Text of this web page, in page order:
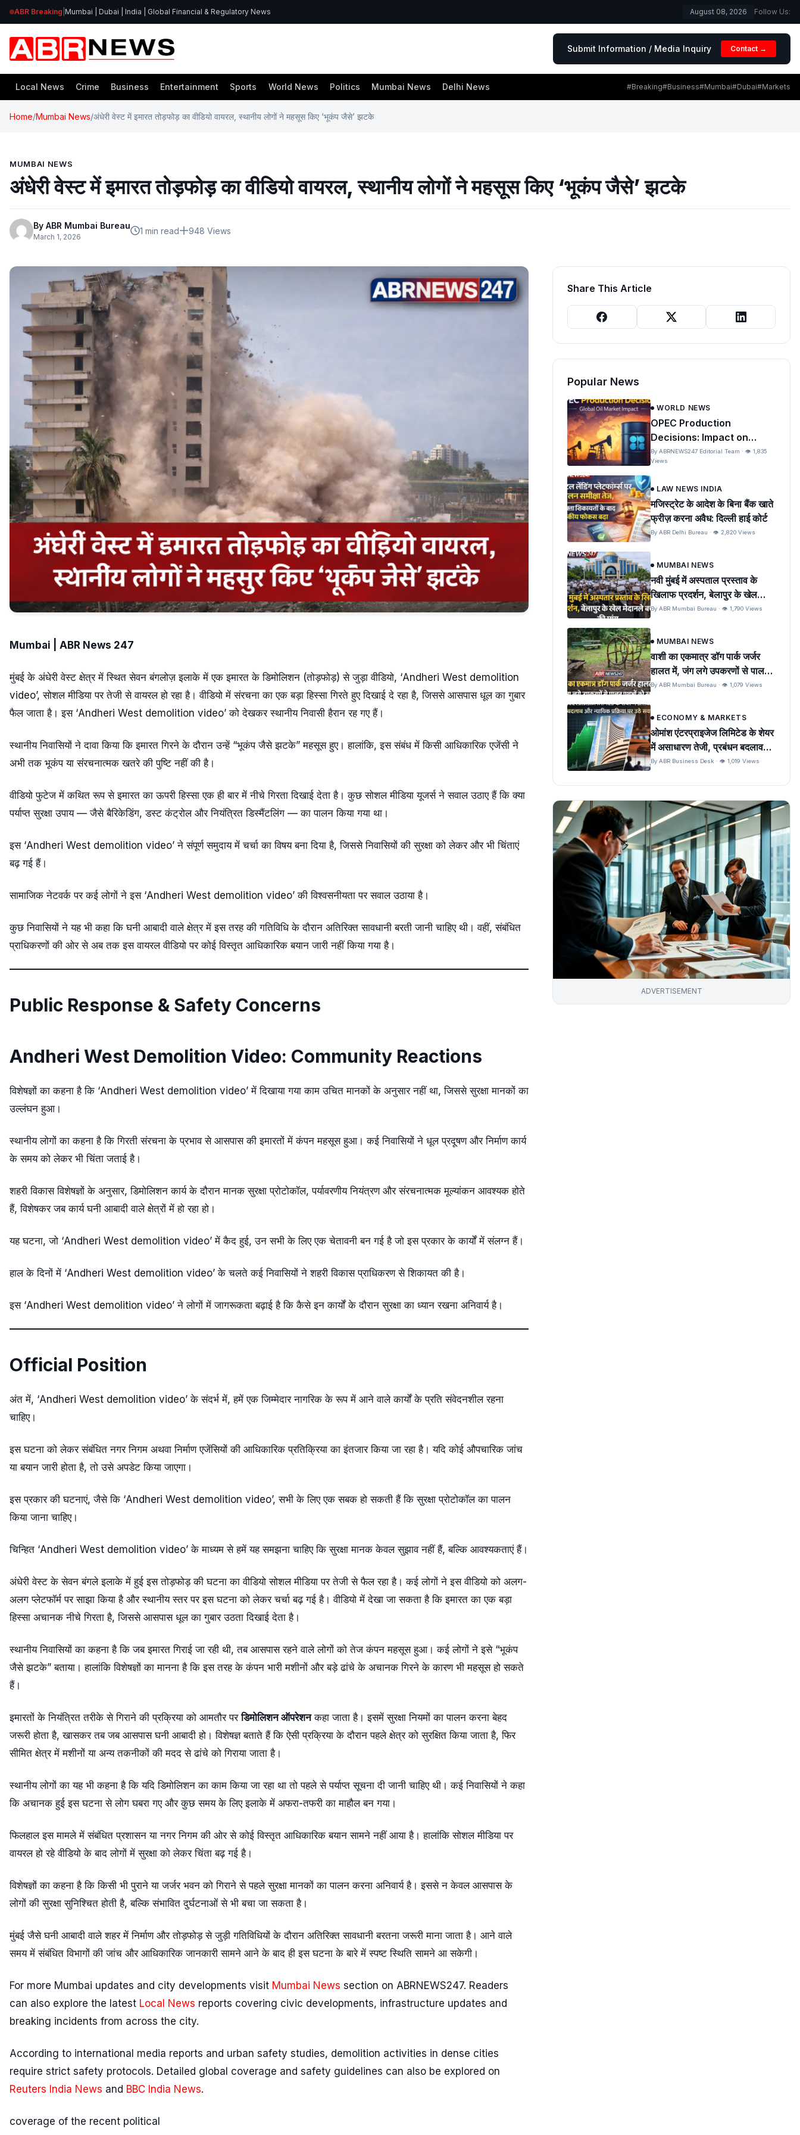
ABR Breaking Mumbai | Dubai | India | Global Financial & Regulatory News August 08, 2026 Follow Us:
Submit Information / Media Inquiry Contact →
Local News Crime Business Entertainment Sports World News Politics Mumbai News Delhi News #Breaking#Business#Mumbai#Dubai#Markets
Home/Mumbai News/अंधेरी वेस्ट में इमारत तोड़फोड़ का वीडियो वायरल, स्थानीय लोगों ने महसूस किए ‘भूकंप जैसे’ झटके
MUMBAI NEWS
अंधेरी वेस्ट में इमारत तोड़फोड़ का वीडियो वायरल, स्थानीय लोगों ने महसूस किए ‘भूकंप जैसे’ झटके
By ABR Mumbai Bureau
March 1, 2026
1 min read 948 Views
Mumbai | ABR News 247
मुंबई के अंधेरी वेस्ट क्षेत्र में स्थित सेवन बंगलोज़ इलाके में एक इमारत के डिमोलिशन (तोड़फोड़) से जुड़ा वीडियो, ‘Andheri West demolition
video’, सोशल मीडिया पर तेजी से वायरल हो रहा है। वीडियो में संरचना का एक बड़ा हिस्सा गिरते हुए दिखाई दे रहा है, जिससे आसपास धूल का गुबार
फैल जाता है। इस ‘Andheri West demolition video’ को देखकर स्थानीय निवासी हैरान रह गए हैं।
स्थानीय निवासियों ने दावा किया कि इमारत गिरने के दौरान उन्हें “भूकंप जैसे झटके” महसूस हुए। हालांकि, इस संबंध में किसी आधिकारिक एजेंसी ने
अभी तक भूकंप या संरचनात्मक खतरे की पुष्टि नहीं की है।
वीडियो फुटेज में कथित रूप से इमारत का ऊपरी हिस्सा एक ही बार में नीचे गिरता दिखाई देता है। कुछ सोशल मीडिया यूजर्स ने सवाल उठाए हैं कि क्या
पर्याप्त सुरक्षा उपाय — जैसे बैरिकेडिंग, डस्ट कंट्रोल और नियंत्रित डिस्मैंटलिंग — का पालन किया गया था।
इस ‘Andheri West demolition video’ ने संपूर्ण समुदाय में चर्चा का विषय बना दिया है, जिससे निवासियों की सुरक्षा को लेकर और भी चिंताएं
बढ़ गई हैं।
सामाजिक नेटवर्क पर कई लोगों ने इस ‘Andheri West demolition video’ की विश्वसनीयता पर सवाल उठाया है।
कुछ निवासियों ने यह भी कहा कि घनी आबादी वाले क्षेत्र में इस तरह की गतिविधि के दौरान अतिरिक्त सावधानी बरती जानी चाहिए थी। वहीं, संबंधित
प्राधिकरणों की ओर से अब तक इस वायरल वीडियो पर कोई विस्तृत आधिकारिक बयान जारी नहीं किया गया है।
Public Response & Safety Concerns
Andheri West Demolition Video: Community Reactions
विशेषज्ञों का कहना है कि ‘Andheri West demolition video’ में दिखाया गया काम उचित मानकों के अनुसार नहीं था, जिससे सुरक्षा मानकों का
उल्लंघन हुआ।
स्थानीय लोगों का कहना है कि गिरती संरचना के प्रभाव से आसपास की इमारतों में कंपन महसूस हुआ। कई निवासियों ने धूल प्रदूषण और निर्माण कार्य
के समय को लेकर भी चिंता जताई है।
शहरी विकास विशेषज्ञों के अनुसार, डिमोलिशन कार्य के दौरान मानक सुरक्षा प्रोटोकॉल, पर्यावरणीय नियंत्रण और संरचनात्मक मूल्यांकन आवश्यक होते
हैं, विशेषकर जब कार्य घनी आबादी वाले क्षेत्रों में हो रहा हो।
यह घटना, जो ‘Andheri West demolition video’ में कैद हुई, उन सभी के लिए एक चेतावनी बन गई है जो इस प्रकार के कार्यों में संलग्न हैं।
हाल के दिनों में ‘Andheri West demolition video’ के चलते कई निवासियों ने शहरी विकास प्राधिकरण से शिकायत की है।
इस ‘Andheri West demolition video’ ने लोगों में जागरूकता बढ़ाई है कि कैसे इन कार्यों के दौरान सुरक्षा का ध्यान रखना अनिवार्य है।
Official Position
अंत में, ‘Andheri West demolition video’ के संदर्भ में, हमें एक जिम्मेदार नागरिक के रूप में आने वाले कार्यों के प्रति संवेदनशील रहना
चाहिए।
इस घटना को लेकर संबंधित नगर निगम अथवा निर्माण एजेंसियों की आधिकारिक प्रतिक्रिया का इंतजार किया जा रहा है। यदि कोई औपचारिक जांच
या बयान जारी होता है, तो उसे अपडेट किया जाएगा।
इस प्रकार की घटनाएं, जैसे कि ‘Andheri West demolition video’, सभी के लिए एक सबक हो सकती हैं कि सुरक्षा प्रोटोकॉल का पालन
किया जाना चाहिए।
चिन्हित ‘Andheri West demolition video’ के माध्यम से हमें यह समझना चाहिए कि सुरक्षा मानक केवल सुझाव नहीं हैं, बल्कि आवश्यकताएं हैं।
अंधेरी वेस्ट के सेवन बंगले इलाके में हुई इस तोड़फोड़ की घटना का वीडियो सोशल मीडिया पर तेजी से फैल रहा है। कई लोगों ने इस वीडियो को अलग-
अलग प्लेटफॉर्म पर साझा किया है और स्थानीय स्तर पर इस घटना को लेकर चर्चा बढ़ गई है। वीडियो में देखा जा सकता है कि इमारत का एक बड़ा
हिस्सा अचानक नीचे गिरता है, जिससे आसपास धूल का गुबार उठता दिखाई देता है।
स्थानीय निवासियों का कहना है कि जब इमारत गिराई जा रही थी, तब आसपास रहने वाले लोगों को तेज कंपन महसूस हुआ। कई लोगों ने इसे “भूकंप
जैसे झटके” बताया। हालांकि विशेषज्ञों का मानना है कि इस तरह के कंपन भारी मशीनों और बड़े ढांचे के अचानक गिरने के कारण भी महसूस हो सकते
हैं।
इमारतों के नियंत्रित तरीके से गिराने की प्रक्रिया को आमतौर परडिमोलिशन ऑपरेशनकहा जाता है। इसमें सुरक्षा नियमों का पालन करना बेहद
जरूरी होता है, खासकर तब जब आसपास घनी आबादी हो। विशेषज्ञ बताते हैं कि ऐसी प्रक्रिया के दौरान पहले क्षेत्र को सुरक्षित किया जाता है, फिर
सीमित क्षेत्र में मशीनों या अन्य तकनीकों की मदद से ढांचे को गिराया जाता है।
स्थानीय लोगों का यह भी कहना है कि यदि डिमोलिशन का काम किया जा रहा था तो पहले से पर्याप्त सूचना दी जानी चाहिए थी। कई निवासियों ने कहा
कि अचानक हुई इस घटना से लोग घबरा गए और कुछ समय के लिए इलाके में अफरा-तफरी का माहौल बन गया।
फिलहाल इस मामले में संबंधित प्रशासन या नगर निगम की ओर से कोई विस्तृत आधिकारिक बयान सामने नहीं आया है। हालांकि सोशल मीडिया पर
वायरल हो रहे वीडियो के बाद लोगों में सुरक्षा को लेकर चिंता बढ़ गई है।
विशेषज्ञों का कहना है कि किसी भी पुराने या जर्जर भवन को गिराने से पहले सुरक्षा मानकों का पालन करना अनिवार्य है। इससे न केवल आसपास के
लोगों की सुरक्षा सुनिश्चित होती है, बल्कि संभावित दुर्घटनाओं से भी बचा जा सकता है।
मुंबई जैसे घनी आबादी वाले शहर में निर्माण और तोड़फोड़ से जुड़ी गतिविधियों के दौरान अतिरिक्त सावधानी बरतना जरूरी माना जाता है। आने वाले
समय में संबंधित विभागों की जांच और आधिकारिक जानकारी सामने आने के बाद ही इस घटना के बारे में स्पष्ट स्थिति सामने आ सकेगी।
For more Mumbai updates and city developments visit Mumbai News section on ABRNEWS247. Readers
can also explore the latest Local News reports covering civic developments, infrastructure updates and
breaking incidents from across the city.
According to international media reports and urban safety studies, demolition activities in dense cities
require strict safety protocols. Detailed global coverage and safety guidelines can also be explored on
Reuters India News and BBC India News.
coverage of the recent political
Share This Article
Popular News
WORLD NEWS
OPEC Production
Decisions: Impact on
Global Oil Prices and India
By ABRNEWS247 Editorial Team · 👁 1,835
Views
LAW NEWS INDIA
मजिस्ट्रेट के आदेश के बिना बैंक खाते
फ्रीज़ करना अवैध: दिल्ली हाई कोर्ट
By ABR Delhi Bureau · 👁 2,820 Views
MUMBAI NEWS
नवी मुंबई में अस्पताल प्रस्ताव के
खिलाफ प्रदर्शन, बेलापुर के खेल
मैदान को बचाने की मांग
By ABR Mumbai Bureau · 👁 1,790 Views
MUMBAI NEWS
वाशी का एकमात्र डॉग पार्क जर्जर
हालत में, जंग लगे उपकरणों से पालतू
पशुओं को खतरा
By ABR Mumbai Bureau · 👁 1,079 Views
ECONOMY & MARKETS
ओमांश एंटरप्राइजेज लिमिटेड के शेयर
में असाधारण तेजी, प्रबंधन बदलाव
और न्यायिक प्रक्रिया पर उठे सवाल
By ABR Business Desk · 👁 1,019 Views
ADVERTISEMENT